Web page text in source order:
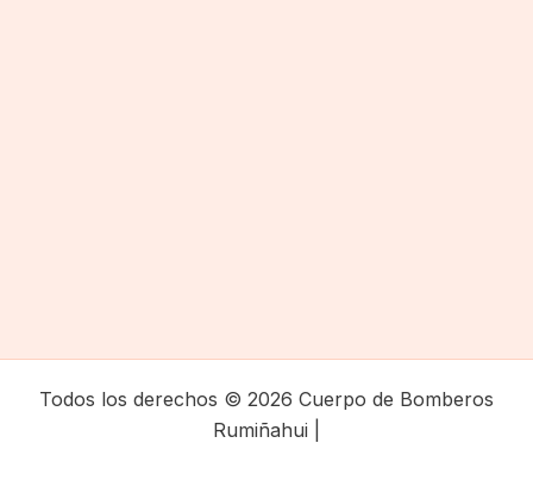
Todos los derechos © 2026 Cuerpo de Bomberos
Rumiñahui |